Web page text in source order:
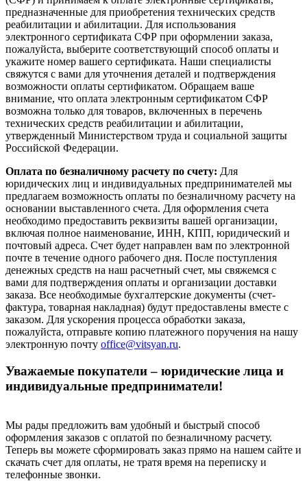
предназначенные для приобретения технических средств
реабилитации и абилитации. Для использования
электронного сертификата СФР при оформлении заказа,
пожалуйста, выберите соответствующий способ оплаты и
укажите номер вашего сертификата. Наши специалисты
свяжутся с вами для уточнения деталей и подтверждения
возможности оплаты сертификатом. Обращаем ваше
внимание, что оплата электронным сертификатом СФР
возможна только для товаров, включенных в перечень
технических средств реабилитации и абилитации,
утвержденный Министерством труда и социальной защиты
Российской Федерации.
Оплата по безналичному расчету по счету: Для
юридических лиц и индивидуальных предпринимателей мы
предлагаем возможность оплаты по безналичному расчету на
основании выставленного счета. Для оформления счета
необходимо предоставить реквизиты вашей организации,
включая полное наименование, ИНН, КПП, юридический и
почтовый адреса. Счет будет направлен вам по электронной
почте в течение одного рабочего дня. После поступления
денежных средств на наш расчетный счет, мы свяжемся с
вами для подтверждения оплаты и организации доставки
заказа. Все необходимые бухгалтерские документы (счет-
фактура, товарная накладная) будут предоставлены вместе с
заказом. Для ускорения процесса обработки заказа,
пожалуйста, отправьте копию платежного поручения на нашу
электронную почту office@vitsyan.ru.
Уважаемые покупатели – юридические лица и
индивидуальные предприниматели!
Мы рады предложить вам удобный и быстрый способ
оформления заказов с оплатой по безналичному расчету.
Теперь вы можете сформировать заказ прямо на нашем сайте и
скачать счет для оплаты, не тратя время на переписку и
телефонные звонки.